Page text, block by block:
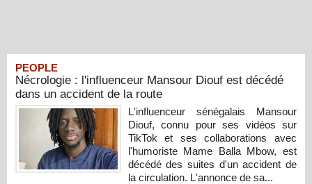
PEOPLE
Nécrologie : l'influenceur Mansour Diouf est décédé
dans un accident de la route
L'influenceur sénégalais Mansour
Diouf, connu pour ses vidéos sur
TikTok et ses collaborations avec
l'humoriste Mame Balla Mbow, est
décédé des suites d'un accident de
la circulation. L'annonce de sa...